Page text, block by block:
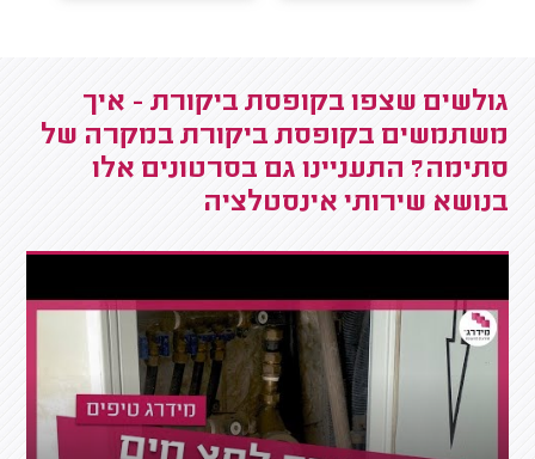
גולשים שצפו בקופסת ביקורת - איך
משתמשים בקופסת ביקורת במקרה של
סתימה? התעניינו גם בסרטונים אלו
בנושא שירותי אינסטלציה